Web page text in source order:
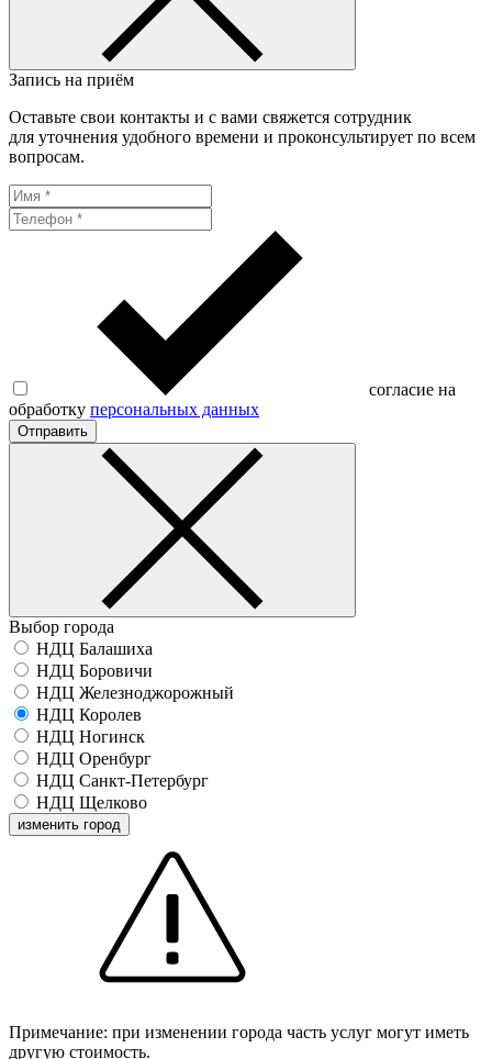
Запись на приём
Оставьте свои контакты и с вами свяжется сотрудник
для уточнения удобного времени и проконсультирует по всем
вопросам.
согласие на
обработку персональных данных
Отправить
Выбор города
НДЦ Балашиха
НДЦ Боровичи
НДЦ Железноджорожный
НДЦ Королев
НДЦ Ногинск
НДЦ Оренбург
НДЦ Санкт-Петербург
НДЦ Щелково
изменить город
Примечание: при изменении города часть услуг могут иметь
другую стоимость.